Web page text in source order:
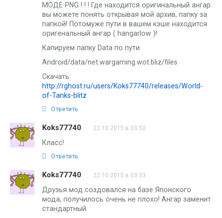
МОДЕ PNG ! ! ! Где находится оригинальный ангар
вы можете понять открывая мой архив, папку за
папкой! Потомуже пути в вашем кэше находится
оригенальный ангар ( hangarlow )!
Капируем папку Data по пути
Android/data/net.wargaming.wot.bliz/files
Скачать:
http://rghost.ru/users/Koks77740/releases/World-
of-Tanks-blitz
Ответить
Koks77740 22.10.2015 в 03:50
Класс!
Ответить
Koks77740 22.10.2015 в 03:33
Друзья мод создовался на базе Японского
мода, получилось очень не плохо! Ангар заменит
стандартный.